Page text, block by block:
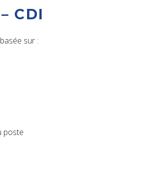
CDI
sur :
poste